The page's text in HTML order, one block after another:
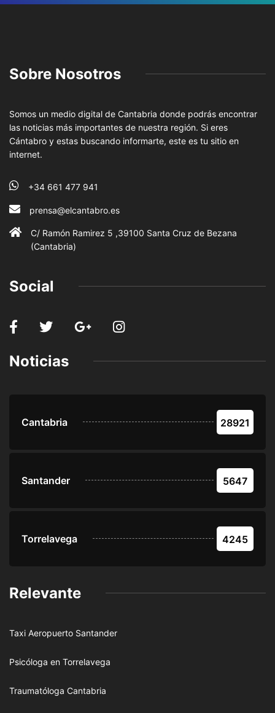
Sobre Nosotros
Somos un medio digital de Cantabria donde podrás encontrar
las noticias más importantes de nuestra región. Si eres
Cántabro y estas buscando informarte, este es tu sitio en
internet.
+34 661 477 941
prensa@elcantabro.es
C/ Ramón Ramirez 5 ,39100 Santa Cruz de Bezana
(Cantabria)
Social
Noticias
Cantabria 28921
Santander 5647
Torrelavega 4245
Relevante
Taxi Aeropuerto Santander
Psicóloga en Torrelavega
Traumatóloga Cantabria